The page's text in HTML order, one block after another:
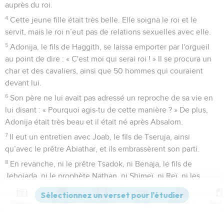
auprès du roi.
4 Cette jeune fille était très belle. Elle soigna le roi et le
servit, mais le roi n’eut pas de relations sexuelles avec elle.
5 Adonija, le fils de Haggith, se laissa emporter par l'orgueil
au point de dire : « C'est moi qui serai roi ! » Il se procura un
char et des cavaliers, ainsi que 50 hommes qui couraient
devant lui.
6 Son père ne lui avait pas adressé un reproche de sa vie en
lui disant : « Pourquoi agis-tu de cette manière ? » De plus,
Adonija était très beau et il était né après Absalom.
7 Il eut un entretien avec Joab, le fils de Tseruja, ainsi
qu’avec le prêtre Abiathar, et ils embrassèrent son parti.
8 En revanche, ni le prêtre Tsadok, ni Benaja, le fils de
Jehojada, ni le prophète Nathan, ni Shimeï, ni Reï, ni les
vaillants hommes de David ne se rallièrent à lui.
Versions Commentaires Strong